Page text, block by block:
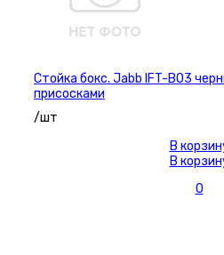
Стойка бокс. Jabb IFT-B03
присосками
/шт
В
В
0